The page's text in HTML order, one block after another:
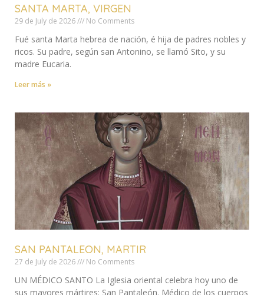
SANTA MARTA, VIRGEN
29 de July de 2026 No Comments
Fué santa Marta hebrea de nación, é hija de padres nobles y
ricos. Su padre, según san Antonino, se llamó Sito, y su
madre Eucaria.
Leer más »
SAN PANTALEON, MARTIR
27 de July de 2026 No Comments
UN MÉDICO SANTO La Iglesia oriental celebra hoy uno de
sus mayores mártires: San Pantaleón. Médico de los cuerpos